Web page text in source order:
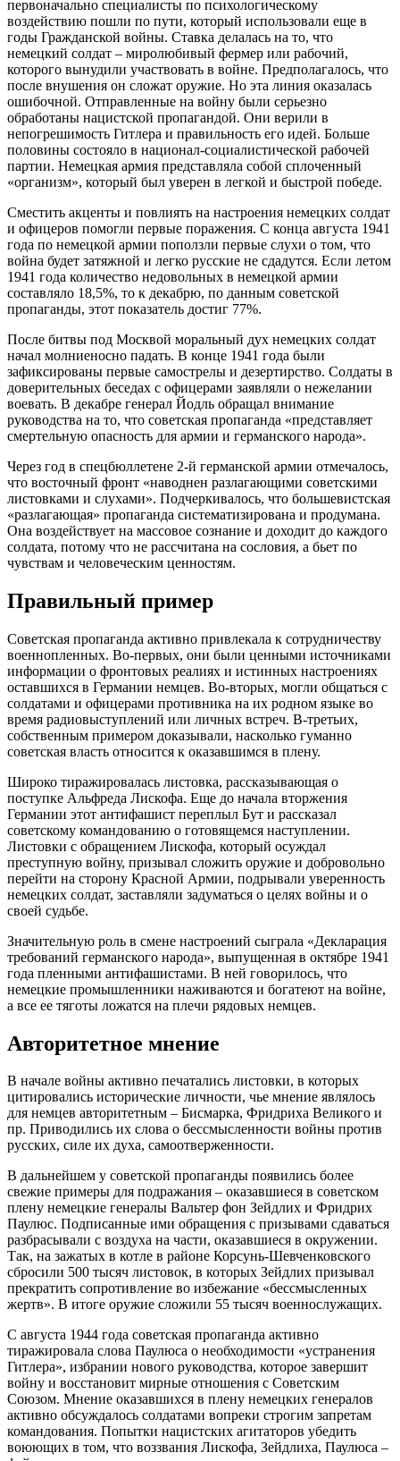
первоначально специалисты по психологическому
воздействию пошли по пути, который использовали еще в
годы Гражданской войны. Ставка делалась на то, что
немецкий солдат – миролюбивый фермер или рабочий,
которого вынудили участвовать в войне. Предполагалось, что
после внушения он сложат оружие. Но эта линия оказалась
ошибочной. Отправленные на войну были серьезно
обработаны нацистской пропагандой. Они верили в
непогрешимость Гитлера и правильность его идей. Больше
половины состояло в национал-социалистической рабочей
партии. Немецкая армия представляла собой сплоченный
«организм», который был уверен в легкой и быстрой победе.
Сместить акценты и повлиять на настроения немецких солдат
и офицеров помогли первые поражения. С конца августа 1941
года по немецкой армии поползли первые слухи о том, что
война будет затяжной и легко русские не сдадутся. Если летом
1941 года количество недовольных в немецкой армии
составляло 18,5%, то к декабрю, по данным советской
пропаганды, этот показатель достиг 77%.
После битвы под Москвой моральный дух немецких солдат
начал молниеносно падать. В конце 1941 года были
зафиксированы первые самострелы и дезертирство. Солдаты в
доверительных беседах с офицерами заявляли о нежелании
воевать. В декабре генерал Йодль обращал внимание
руководства на то, что советская пропаганда «представляет
смертельную опасность для армии и германского народа».
Через год в спецбюллетене 2-й германской армии отмечалось,
что восточный фронт «наводнен разлагающими советскими
листовками и слухами». Подчеркивалось, что большевистская
«разлагающая» пропаганда систематизирована и продумана.
Она воздействует на массовое сознание и доходит до каждого
солдата, потому что не рассчитана на сословия, а бьет по
чувствам и человеческим ценностям.
Правильный пример
Советская пропаганда активно привлекала к сотрудничеству
военнопленных. Во-первых, они были ценными источниками
информации о фронтовых реалиях и истинных настроениях
оставшихся в Германии немцев. Во-вторых, могли общаться с
солдатами и офицерами противника на их родном языке во
время радиовыступлений или личных встреч. В-третьих,
собственным примером доказывали, насколько гуманно
советская власть относится к оказавшимся в плену.
Широко тиражировалась листовка, рассказывающая о
поступке Альфреда Лискофа. Еще до начала вторжения
Германии этот антифашист переплыл Бут и рассказал
советскому командованию о готовящемся наступлении.
Листовки с обращением Лискофа, который осуждал
преступную войну, призывал сложить оружие и добровольно
перейти на сторону Красной Армии, подрывали уверенность
немецких солдат, заставляли задуматься о целях войны и о
своей судьбе.
Значительную роль в смене настроений сыграла «Декларация
требований германского народа», выпущенная в октябре 1941
года пленными антифашистами. В ней говорилось, что
немецкие промышленники наживаются и богатеют на войне,
а все ее тяготы ложатся на плечи рядовых немцев.
Авторитетное мнение
В начале войны активно печатались листовки, в которых
цитировались исторические личности, чье мнение являлось
для немцев авторитетным – Бисмарка, Фридриха Великого и
пр. Приводились их слова о бессмысленности войны против
русских, силе их духа, самоотверженности.
В дальнейшем у советской пропаганды появились более
свежие примеры для подражания – оказавшиеся в советском
плену немецкие генералы Вальтер фон Зейдлих и Фридрих
Паулюс. Подписанные ими обращения с призывами сдаваться
разбрасывали с воздуха на части, оказавшиеся в окружении.
Так, на зажатых в котле в районе Корсунь-Шевченковского
сбросили 500 тысяч листовок, в которых Зейдлих призывал
прекратить сопротивление во избежание «бессмысленных
жертв». В итоге оружие сложили 55 тысяч военнослужащих.
С августа 1944 года советская пропаганда активно
тиражировала слова Паулюса о необходимости «устранения
Гитлера», избрании нового руководства, которое завершит
войну и восстановит мирные отношения с Советским
Союзом. Мнение оказавшихся в плену немецких генералов
активно обсуждалось солдатами вопреки строгим запретам
командования. Попытки нацистских агитаторов убедить
воюющих в том, что воззвания Лискофа, Зейдлиха, Паулюса –